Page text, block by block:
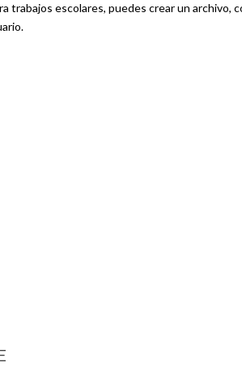
trabajos escolares, puedes crear un archivo,